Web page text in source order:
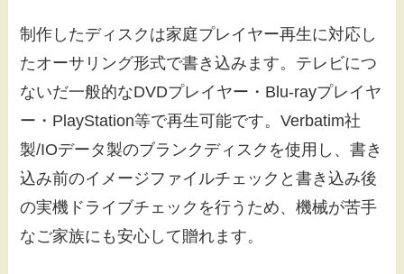
制作したディスクは家庭プレイヤー再生に対応し
たオーサリング形式で書き込みます。テレビにつ
ないだ一般的なDVDプレイヤー・Blu-rayプレイヤ
ー・PlayStation等で再生可能です。Verbatim社
製/IOデータ製のブランクディスクを使用し、書き
込み前のイメージファイルチェックと書き込み後
の実機ドライブチェックを行うため、機械が苦手
なご家族にも安心して贈れます。